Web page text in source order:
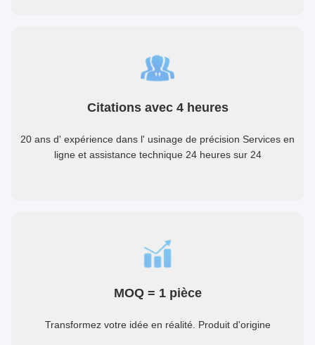
Citations avec 4 heures
20 ans d' expérience dans l' usinage de précision Services en
ligne et assistance technique 24 heures sur 24
MOQ = 1 pièce
Transformez votre idée en réalité. Produit d'origine